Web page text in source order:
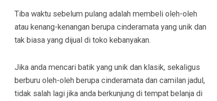
Tiba waktu sebelum pulang adalah membeli oleh-oleh
atau kenang-kenangan berupa cinderamata yang unik dan
tak biasa yang dijual di toko kebanyakan.
Jika anda mencari batik yang unik dan klasik, sekaligus
berburu oleh-oleh berupa cinderamata dan camilan jadul,
tidak salah lagi jika anda berkunjung di tempat belanja di